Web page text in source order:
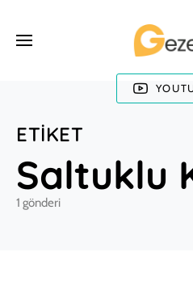
ETIKET
Saltuklu
1 gönderi